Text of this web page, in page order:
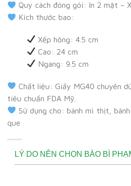
Quy cách đóng gói: In 2 mặt –
Kích thước bao:
Xếp hông: 4.5 cm
Cao: 24 cm
Ngang: 9.5 cm
Chất liệu: Giấy MG40 chuyên
tiêu chuẩn FDA Mỹ.
Sử dụng cho: bánh mì thịt,
que
LÝ DO NÊN CHỌN BÀO BÌ